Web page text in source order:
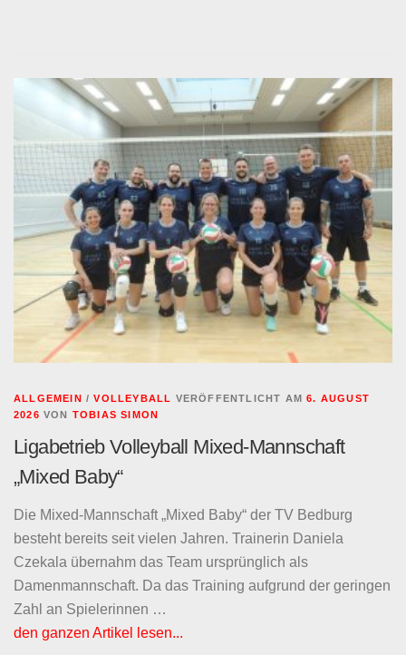
ALLGEMEIN /VOLLEYBALL VERÖFFENTLICHT AM6. AUGUST
2026 VON TOBIAS SIMON
Ligabetrieb Volleyball Mixed-Mannschaft
„Mixed Baby“
Die Mixed-Mannschaft „Mixed Baby“ der TV Bedburg
besteht bereits seit vielen Jahren. Trainerin Daniela
Czekala übernahm das Team ursprünglich als
Damenmannschaft. Da das Training aufgrund der geringen
Zahl an Spielerinnen …
den ganzen Artikel lesen...